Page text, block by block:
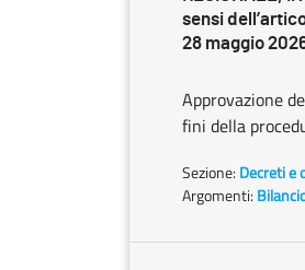
sensi
28 maggio
Approvazione
fini della
Sezione: Decreti e
Argomenti: